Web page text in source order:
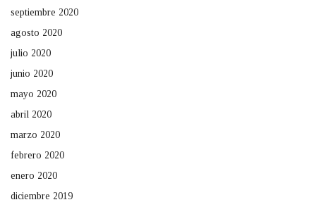
septiembre 2020
agosto 2020
julio 2020
junio 2020
mayo 2020
abril 2020
marzo 2020
febrero 2020
enero 2020
diciembre 2019